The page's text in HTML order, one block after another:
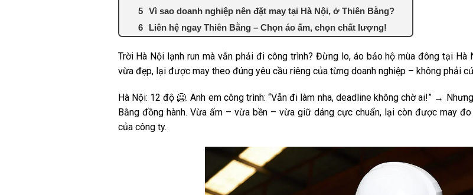
Vì sao doanh nghiệp nên đặt may tại Hà Nội, ở Thiên Bằng?
Liên hệ ngay Thiên Bằng – Chọn áo ấm, chọn chất lượng!
Trời Hà Nội lạnh run mà vẫn phải đi công trình? Đừng lo, áo bảo hộ mùa đông tại Hà
vừa đẹp, lại được may theo đúng yêu cầu riêng của từng doanh nghiệp – không phải
Hà Nội: 12 độ 🥶. Anh em công trình: “Vẫn đi làm nha, deadline không chờ ai!” →
Bằng đồng hành. Vừa ấm – vừa bền – vừa giữ dáng cực chuẩn, lại còn được may
của công ty.